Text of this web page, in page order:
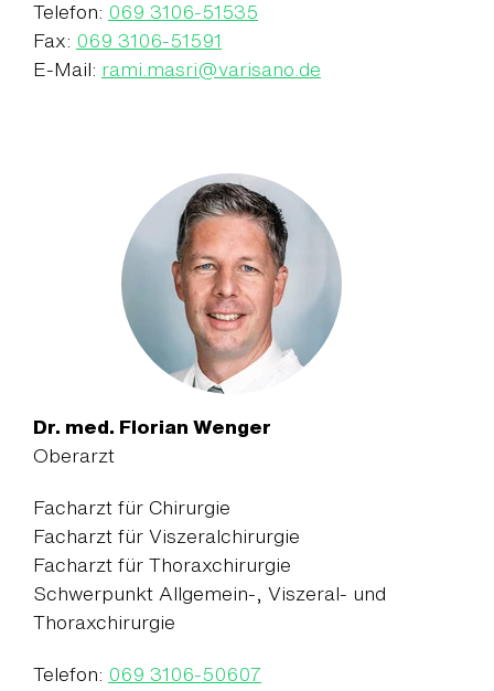
Telefon: 069 3106-51535
Fax: 069 3106-51591
E-Mail: rami.masri@varisano.de
Dr. med. Florian Wenger
Oberarzt
Facharzt für Chirurgie
Facharzt für Viszeralchirurgie
Facharzt für Thoraxchirurgie
Schwerpunkt Allgemein-, Viszeral- und
Thoraxchirurgie
Telefon: 069 3106-50607